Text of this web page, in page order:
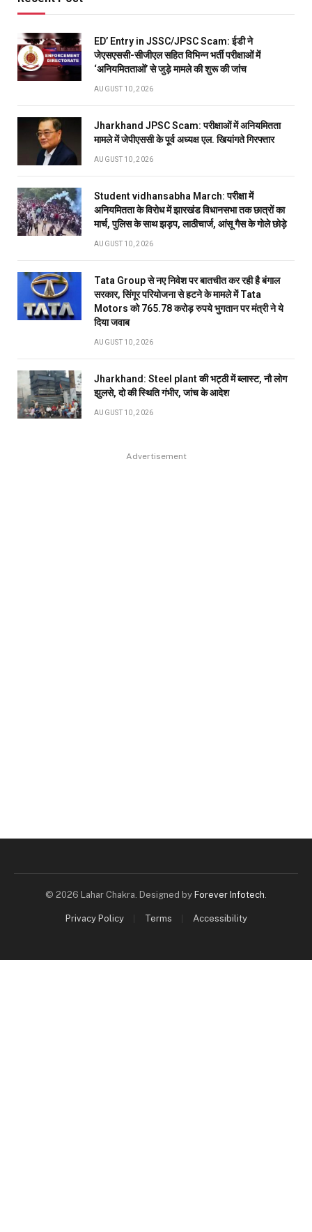
ED’ Entry in JSSC/JPSC Scam: ईडी ने
जेएसएससी-सीजीएल सहित विभिन्न भर्ती परीक्षाओं में
‘अनियमितताओं’ से जुड़े मामले की शुरू की जांच
AUGUST 10, 2026
Jharkhand JPSC Scam: परीक्षाओं में अनियमितता
मामले में जेपीएससी के पूर्व अध्यक्ष एल. खियांगते गिरफ्तार
AUGUST 10, 2026
Student vidhansabha March: परीक्षा में
अनियमितता के विरोध में झारखंड विधानसभा तक छात्रों का
मार्च, पुलिस के साथ झड़प, लाठीचार्ज, आंसू गैस के गोले छोड़े
AUGUST 10, 2026
Tata Group से नए निवेश पर बातचीत कर रही है बंगाल
सरकार, सिंगूर परियोजना से हटने के मामले में Tata
Motors को 765.78 करोड़ रुपये भुगतान पर मंत्री ने ये
दिया जवाब
AUGUST 10, 2026
Jharkhand: Steel plant की भट्ठी में ब्लास्ट, नौ लोग
झुलसे, दो की स्थिति गंभीर, जांच के आदेश
AUGUST 10, 2026
Advertisement
© 2026 Lahar Chakra. Designed by Forever Infotech.
Privacy Policy Terms Accessibility